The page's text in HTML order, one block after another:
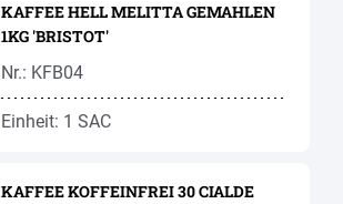
KAFFEE HELL MELITTA GEMAHLEN
1KG 'BRISTOT'
Nr.: KFB04
Einheit: 1 SAC
KAFFEE KOFFEINFREI 30 CIALDE